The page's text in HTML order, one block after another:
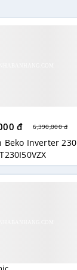
đ 6,390,000 đ
Beko Inverter 230